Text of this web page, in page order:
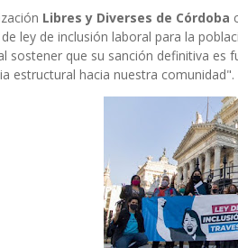
Libres y Diverses de Córdoba
ley de inclusión laboral para la
sostener que su sanción definitiva
estructural hacia nuestra comunidad".